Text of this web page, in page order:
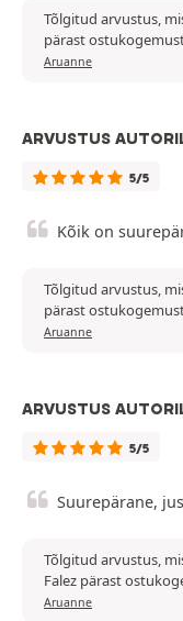
Tõlgitud arvustus,
pärast
Aruanne
ARVUSTUS
5/5
Kõik on
Tõlgitud arvustus,
pärast
Aruanne
ARVUSTUS
5/5
Suurepärane,
Tõlgitud arvustus,
Falez pärast
Aruanne